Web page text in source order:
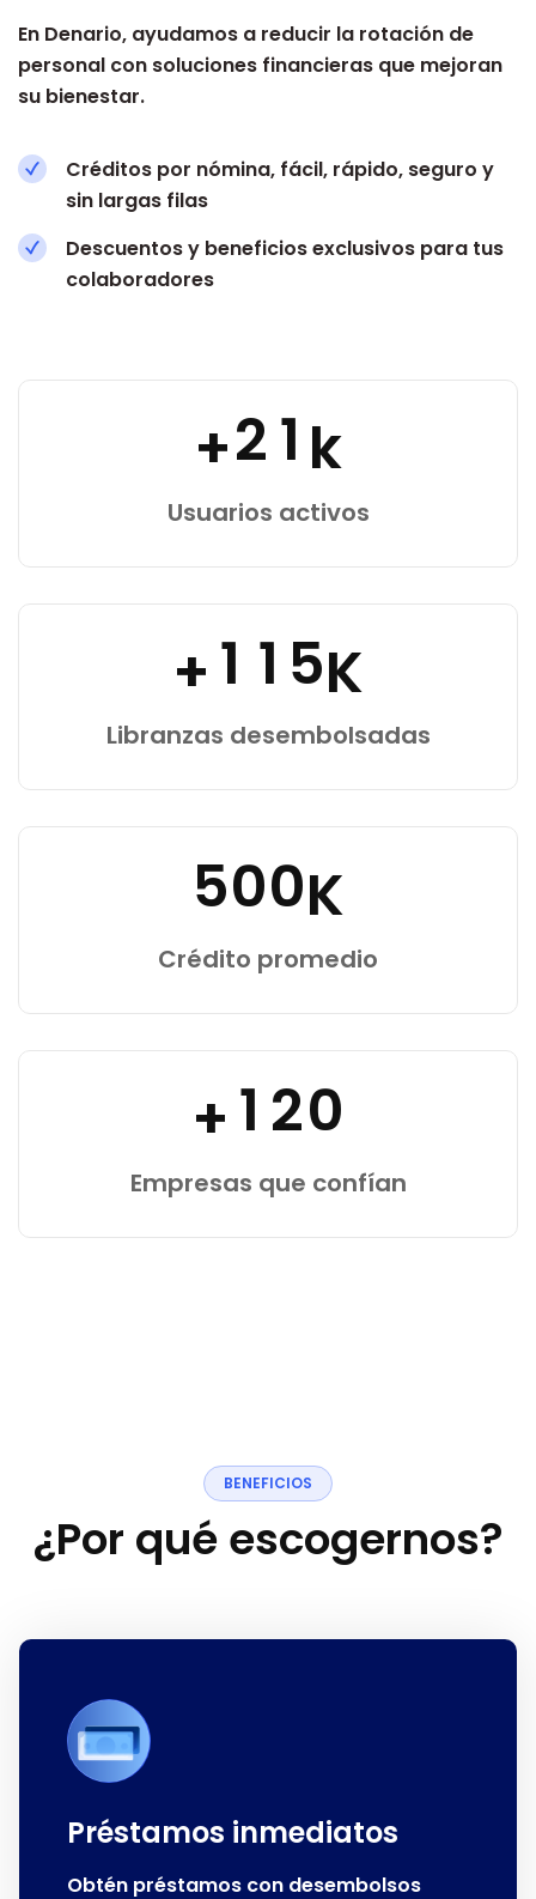
En Denario, ayudamos a reducir la rotación de
personal con soluciones financieras que mejoran
su bienestar.
Créditos por nómina, fácil, rápido, seguro y
sin largas filas
Descuentos y beneficios exclusivos para tus
colaboradores
+21 k
Usuarios activos
+1 1 5K
Libranzas desembolsadas
500K
Crédito promedio
+1 20
Empresas que confían
BENEFICIOS
¿Por quéescogernos?
Préstamos inmediatos
Obtén préstamos con desembolsos